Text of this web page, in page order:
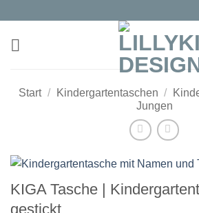
springen
Start / Kindergartentaschen /
Jungen
KIGA Tasche |
gestickt